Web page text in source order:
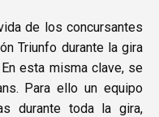
de los concursantes
Triunfo durante la gira
esta misma clave, se
Para ello un equipo
durante toda la gira,